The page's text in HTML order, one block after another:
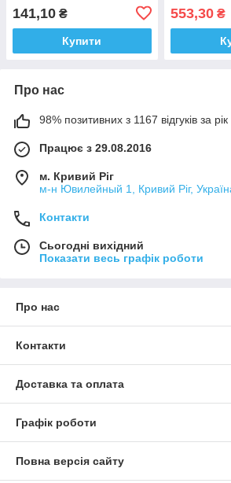
141,10 ₴
Купити
553,30₴
Про нас
98% позитивних з 1167 відгуків за рік
Працює з 29.08.2016
м. Кривий Ріг
м-н Ювилейный 1, Кривий Ріг,
Контакти
Сьогодні вихідний
Показати весь графік роботи
Про нас
Контакти
Доставка та оплата
Графік роботи
Повна версія сайту